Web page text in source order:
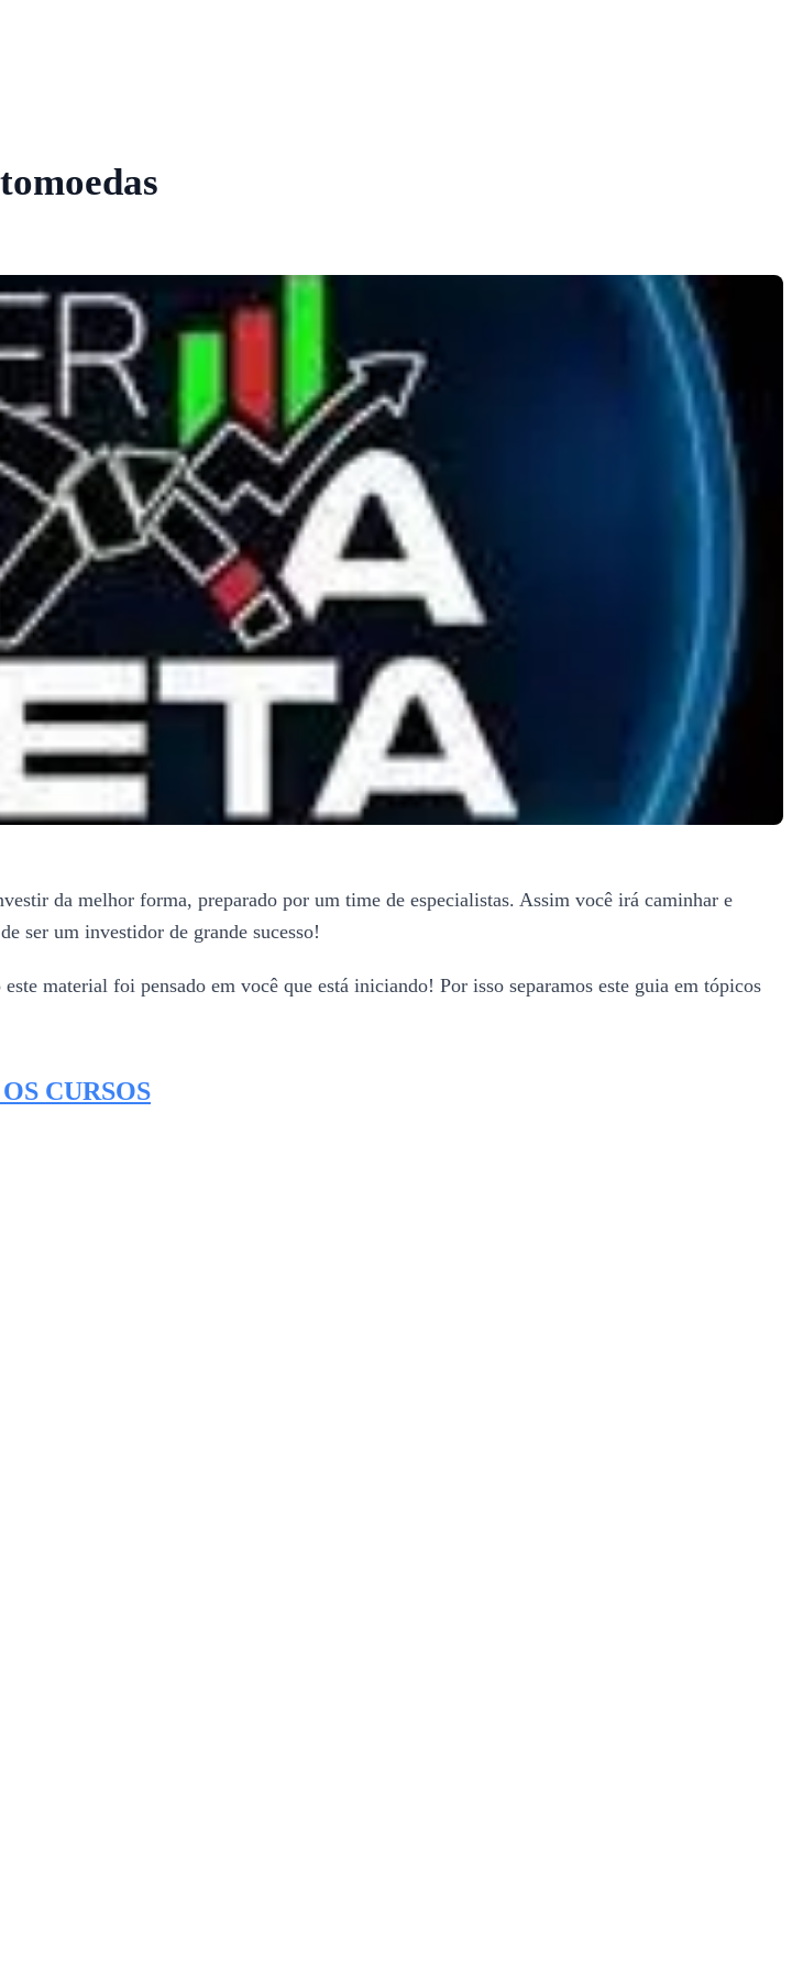
da melhor forma, preparado por um time de especialistas. Assim você irá caminhar e
ser um investidor de grande sucesso!
material foi pensado em você que está iniciando! Por isso separamos este guia em tópicos
CURSOS